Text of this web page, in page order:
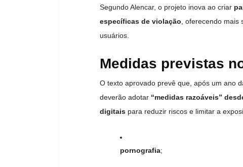
Segundo Alencar, o projeto inova ao criar
específicas de violação , oferecendo
usuários.
Medidas previstas
O texto aprovado prevê que, após um ano
deverão adotar “medidas razoáveis”
digitais para reduzir riscos e limitar a
pornografia;